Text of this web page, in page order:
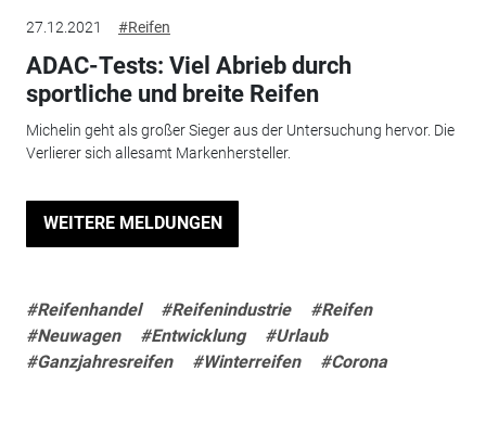
27.12.2021 #Reifen
ADAC-Tests: Viel Abrieb durch
sportliche und breite Reifen
Michelin geht als großer Sieger aus der Untersuchung hervor. Die
Verlierer sich allesamt Markenhersteller.
WEITERE MELDUNGEN
#Reifenhandel #Reifenindustrie
#Reifen
#Neuwagen
#Entwicklung
#Urlaub
#Ganzjahresreifen
#Winterreifen #Corona